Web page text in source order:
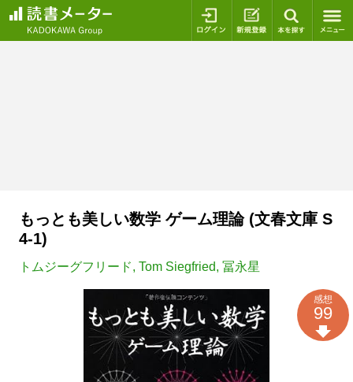
ログイン 新規登録
もっとも美しい数学 ゲーム理論 (文春文庫 S
4-1)
トムジーグフリード, Tom Siegfried, 冨永星
感想
99